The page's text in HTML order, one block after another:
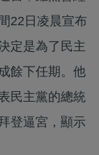
22日凌晨宣布
定是為了民主
餘下任期。他
民主黨的總統
登逼宮，顯示